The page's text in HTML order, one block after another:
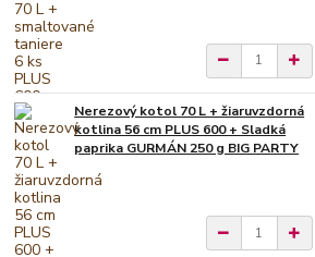
Nerezový kotol 70 L + žiaruvzdorná
kotlina 56 cm PLUS 600 + Sladká
paprika GURMÁN 250 g BIG PARTY